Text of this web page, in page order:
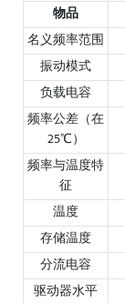
物品
名义频率范围
振动模式
负载电容
频率公差（在
25℃）
频率与温度特
征
温度
存储温度
分流电容
驱动器水平